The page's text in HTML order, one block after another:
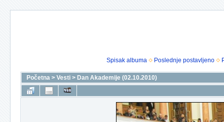
Spisak albuma Poslednje postavljeno
Početna > Vesti > Dan Akademije (02.10.2010)